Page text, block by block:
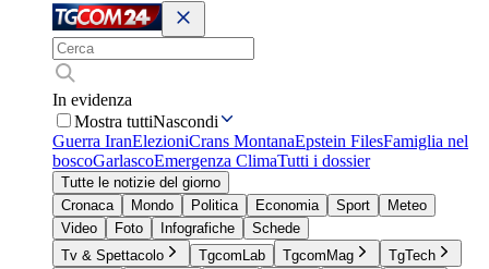
In evidenza
Mostra tuttiNascondi
Guerra IranElezioniCrans MontanaEpstein FilesFamiglia nel
boscoGarlascoEmergenza ClimaTutti i dossier
Tutte le notizie del giorno
Cronaca
Mondo Politica Economia Sport
Meteo
Video
Foto Infografiche
Schede
Tv & Spettacolo
TgcomLab TgcomMag
TgTech